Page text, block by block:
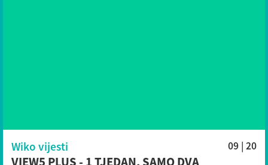
Wiko vijesti 09 | 20